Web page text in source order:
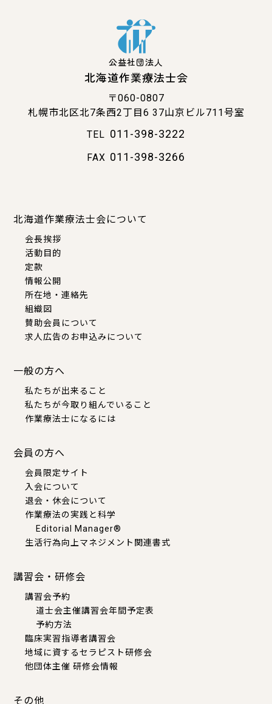
公益社団法人
北海道作業療法士会
〒060-0807
札幌市北区北7条西2丁目6 37山京ビル711号室
TEL 011-398-3222
FAX 011-398-3266
北海道作業療法士会について
会長挨拶
活動目的
定款
情報公開
所在地・連絡先
組織図
賛助会員について
求人広告のお申込みについて
一般の方へ
私たちが出来ること
私たちが今取り組んでいること
作業療法士になるには
会員の方へ
会員限定サイト
入会について
退会・休会について
作業療法の実践と科学
Editorial Manager®
生活行為向上マネジメント関連書式
講習会・研修会
講習会予約
道士会主催講習会年間予定表
予約方法
臨床実習指導者講習会
地域に資するセラピスト研修会
他団体主催 研修会情報
その他